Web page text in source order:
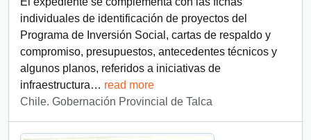
individuales de identificación de proyectos del
Programa de Inversión Social, cartas de respaldo y
compromiso, presupuestos, antecedentes técnicos y
algunos planos, referidos a iniciativas de
infraestructura… read more
Chile. Gobernación Provincial de Talca